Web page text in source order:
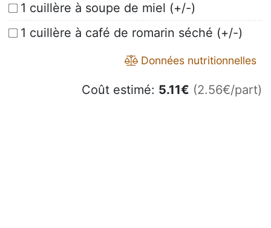
1 cuillère à soupe de miel (+/-)
1 cuillère à café de romarin séché (+/-)
Données nutritionnelles
Coût estimé: 5.11€ (2.56€/part)